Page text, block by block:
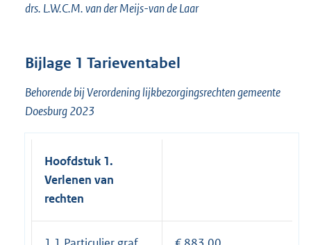
drs. L.W.C.M. van der Meijs-van de Laar
Bijlage 1 Tarieventabel
Behorende bij Verordening lijkbezorgingsrechten gemeente
Doesburg 2023
Hoofdstuk 1.
Verlenen van
rechten